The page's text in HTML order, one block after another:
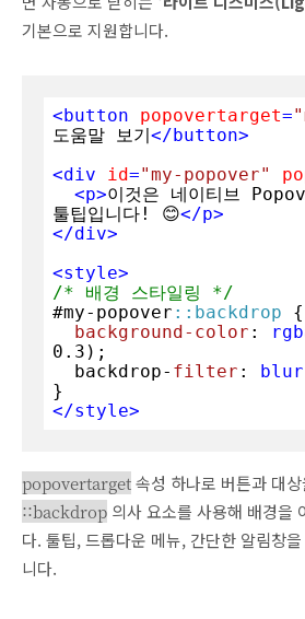
기본으로 지원합니다.
<button popovertarget=
도움말 보기</button>
<div id="my-popover"
<p>이것은 네이티브
툴팁입니다! 😊</p>
</div>
<style>
/* 배경 스타일링 */
#my-popover ::backdrop {
background-color :
0.3 );
  backdrop-
filter : blur
</style>
popovertarget속성 하나로 버튼과 대
::backdrop 의사 요소를 사용해 배경을
다. 툴팁, 드롭다운 메뉴, 간단한 알림창
니다.